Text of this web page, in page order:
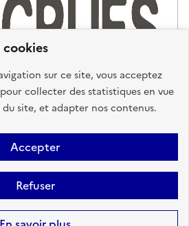
sur ce site, vous acceptez
collecter des statistiques en vue
site, et adapter nos contenus.
Accepter
Refuser
partiellement conforme
Mentions
Gestion des cookies
FAQ
les contenus de ce site sont sous